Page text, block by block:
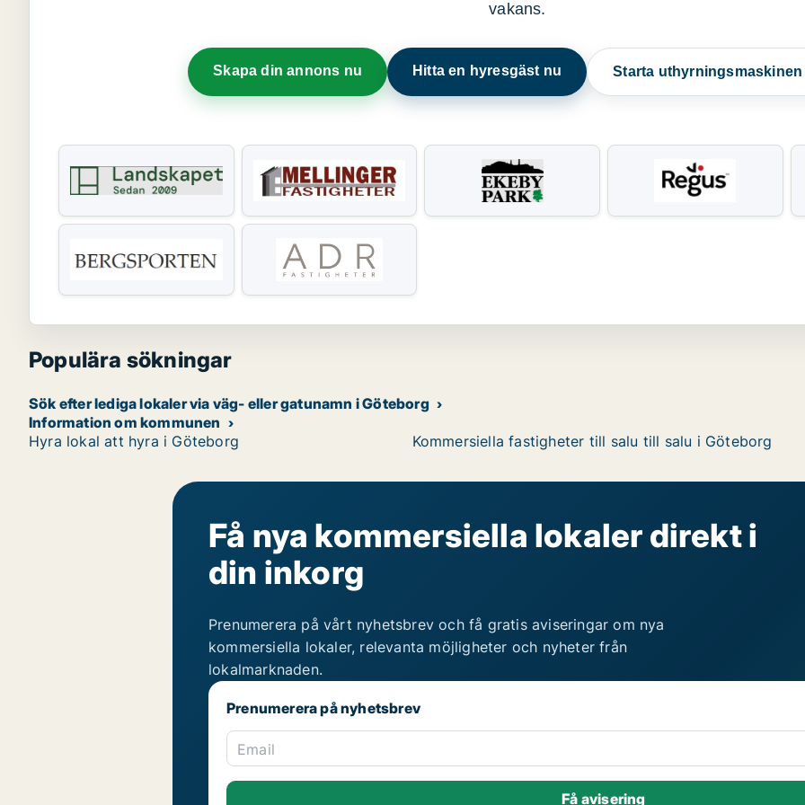
vakans.
Skapa din annons nu Hitta en hyresgäst nu Starta
Populära sökningar
Sök efter lediga lokaler via väg- eller gatunamn i Göteborg
Information om kommunen
Hyra lokal att hyra i Göteborg
Kommersiella fastigheter till salu till salu i Göteborg
Få nya kommersiella lokaler direkt i
din inkorg
Prenumerera på vårt nyhetsbrev och få gratis aviseringar om nya
kommersiella lokaler, relevanta möjligheter och nyheter från
lokalmarknaden.
Prenumerera på nyhetsbrev
Email